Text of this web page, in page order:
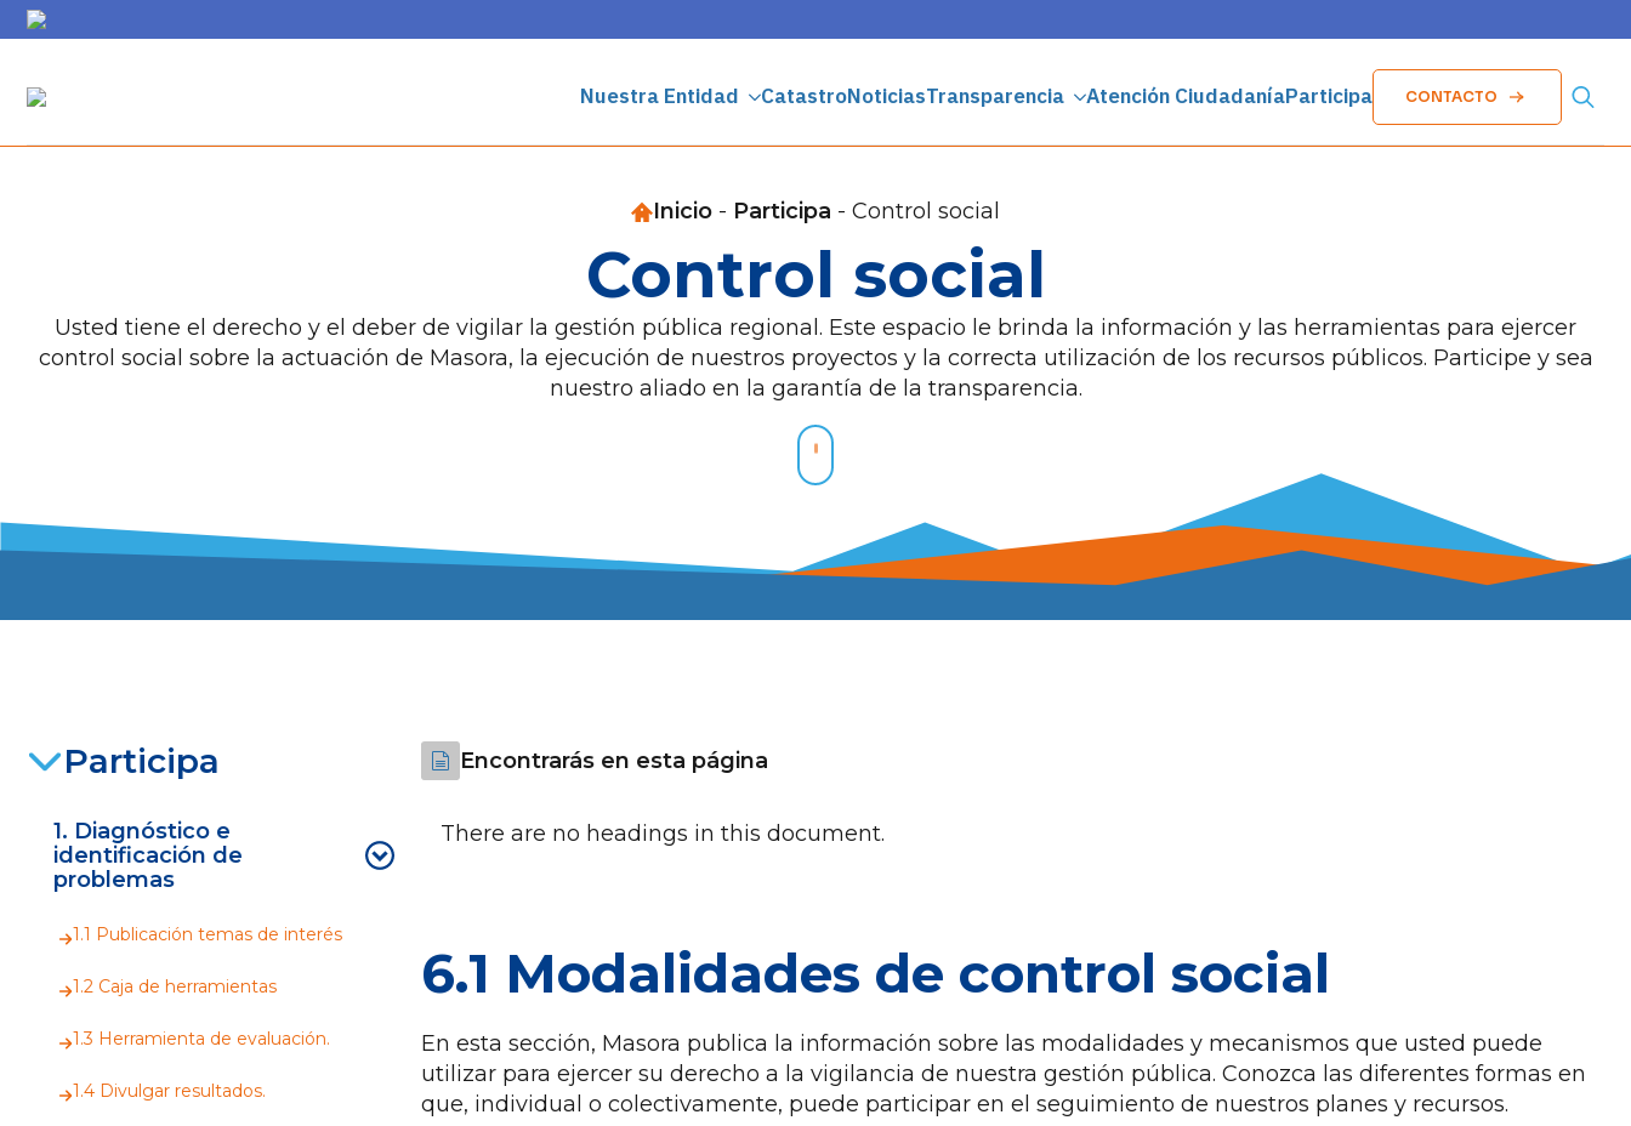
Nuestra Entidad CatastroNoticiasTransparencia Atención CiudadaníaParticipa CONTACTO
Inicio - Participa - Control social
Control social
Usted tiene el derecho y el deber de vigilar la gestión pública regional. Este espacio le brinda la información y las herramientas para ejercer
control social sobre la actuación de Masora, la ejecución de nuestros proyectos y la correcta utilización de los recursos públicos. Participe y sea
nuestro aliado en la garantía de la transparencia.
Participa
1. Diagnóstico e
identificación de
problemas
1.1 Publicación temas de interés
1.2 Caja de herramientas
1.3 Herramienta de evaluación.
1.4 Divulgar resultados.
Encontrarás en esta página
There are no headings in this document.
6.1 Modalidades de control social
En esta sección, Masora publica la información sobre las modalidades y mecanismos que usted puede
utilizar para ejercer su derecho a la vigilancia de nuestra gestión pública. Conozca las diferentes formas en
que, individual o colectivamente, puede participar en el seguimiento de nuestros planes y recursos.